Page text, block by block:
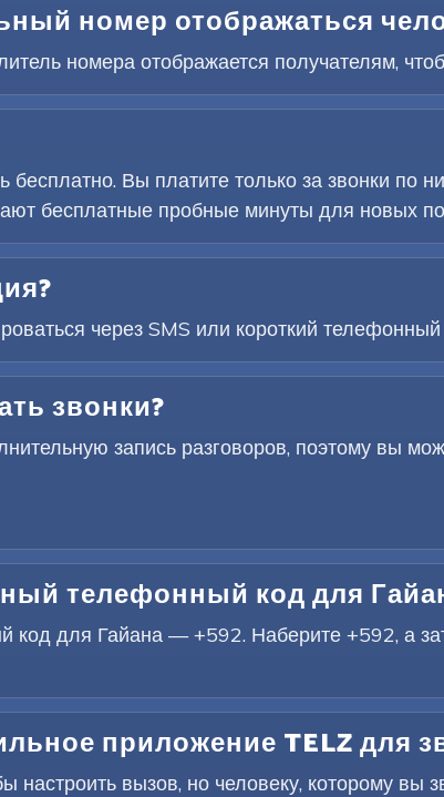
номер отображаться
номера отображается получателям,
бесплатно. Вы платите только за звонки по
бесплатные пробные минуты для новых
через SMS или короткий
звонки?
запись разговоров, поэтому вы
телефонный код для
для Гайана — +592. Наберите +592, а
приложение TELZ для
настроить вызов, но человеку, которому вы